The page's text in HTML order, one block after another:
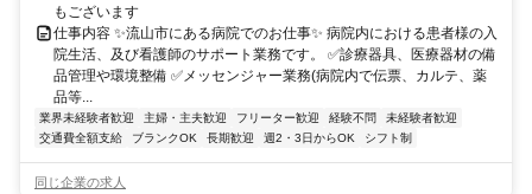
もございます
仕事内容 ✨流山市にある病院でのお仕事✨ 病院内における患者様の入
院生活、及び看護師のサポート業務です。 ✅診療器具、医療器材の備
品管理や環境整備 ✅メッセンジャー業務(病院内で伝票、カルテ、薬
品等...
業界未経験者歓迎 主婦・主夫歓迎 フリーター歓迎 経験不問
未経験者歓迎
交通費全額支給
ブランクOK 長期歓迎 週2・3日からOK シフト制
同じ企業の求人